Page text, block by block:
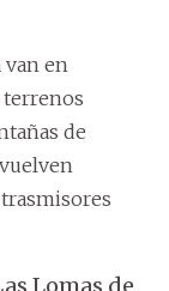
van en
terrenos
de
Lomas de